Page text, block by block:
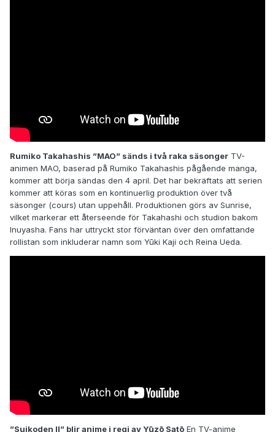
Rumiko Takahashis ”MAO” sänds i två raka säsonger TV-
animen MAO, baserad på Rumiko Takahashis pågående manga,
kommer att börja sändas den 4 april. Det har bekräftats att serien
kommer att köras som en kontinuerlig produktion över två
säsonger (cours) utan uppehåll. Produktionen görs av Sunrise,
vilket markerar ett återseende för Takahashi och studion bakom
Inuyasha. Fans har uttryckt stor förväntan över den omfattande
rollistan som inkluderar namn som Yūki Kaji och Reina Ueda.
”Suikoden II” blir anime i regi av Yūzō Satō En TV-anime